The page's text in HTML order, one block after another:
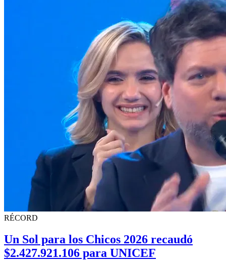
RÉCORD
Un Sol para los Chicos 2026 recaudó
$2.427.921.106 para UNICEF